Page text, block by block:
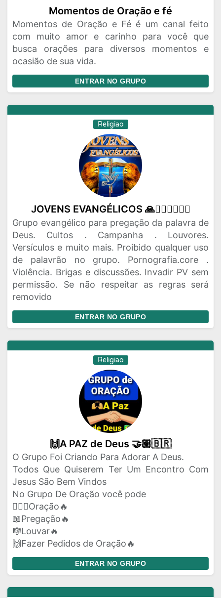
Momentos de Oração e fé
Momentos de Oração e Fé é um canal feito
com muito amor e carinho para você que
busca orações para diversos momentos e
ocasião de sua vida.
ENTRAR NO GRUPO
Religiao
JOVENS EVANGÉLICOS 🙏🙇‍♂️🙇‍♂️🙇‍♂️
Grupo evangélico para pregação da palavra de
Deus. Cultos . Campanha . Louvores.
Versículos e muito mais. Proibido qualquer uso
de palavrão no grupo. Pornografia.core .
Violência. Brigas e discussões. Invadir PV sem
permissão. Se não respeitar as regras será
removido
ENTRAR NO GRUPO
Religiao
🙌A PAZ de Deus 🤝🏼🇧🇷
O Grupo Foi Criando Para Adorar A Deus.
Todos Que Quiserem Ter Um Encontro Com
Jesus São Bem Vindos
No Grupo De Oração você pode
🙇🏻‍♀️Oração🔥
📖Pregação🔥
🎼Louvar🔥
🙌Fazer Pedidos de Oração🔥
ENTRAR NO GRUPO